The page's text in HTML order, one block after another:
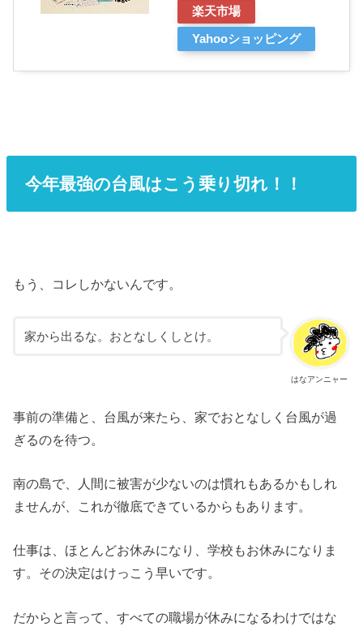
楽天市場
Yahooショッピング
今年最強の台風はこう乗り切れ！！
もう、コレしかないんです。
はなアンニャー
家から出るな。おとなしくしとけ。
事前の準備と、台風が来たら、家でおとなしく台風が過
ぎるのを待つ。
南の島で、人間に被害が少ないのは慣れもあるかもしれ
ませんが、これが徹底できているからもあります。
仕事は、ほとんどお休みになり、学校もお休みになりま
す。その決定はけっこう早いです。
だからと言って、すべての職場が休みになるわけではな